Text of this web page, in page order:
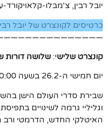
יובל רבין, צ'מבלו-קלאויקורד-
כרטיסים לקונצרט של יובל
קונצרט שלישי: שלושה דורות
יום חמישי ה-26.2 בשעה 20:00
שבירת סדרי העולם הישן
וגליליי גרמה לשינויים
האיטלקי החדש, הדרמטי ורב